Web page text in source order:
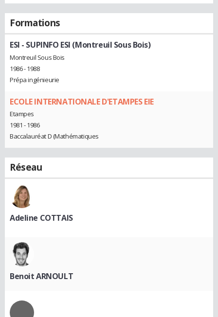
Formations
ESI - SUPINFO ESI (Montreuil Sous Bois)
Montreuil Sous Bois
1986 - 1988
Prépa ingénieurie
ECOLE INTERNATIONALE D'ETAMPES EIE
Etampes
1981 - 1986
Baccalauréat D (Mathématiques
Réseau
Adeline COTTAIS
Benoit ARNOULT